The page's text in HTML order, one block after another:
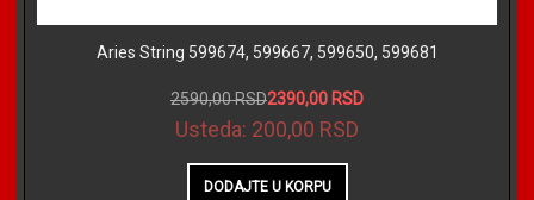
Aries String 599674, 599667, 599650, 599681
2590,00 RSD2390,00 RSD
Usteda: 200,00 RSD